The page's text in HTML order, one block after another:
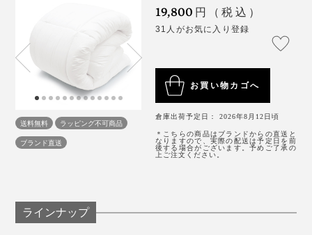
逃げにくい構造になっているのです。
ずっと寝っぱなし、布団を敷きっぱなしだったので、汗
を吸ったのでしょう。
1週間後に畳んだベッドマットレスや枕は、なんだかジ
メッとして重かったのですが、『プリマロフト』は、干
したてのように、フンワリ軽いままでした！
メーカーであるディーブレスの担当者によると、
ロフト』は、汗や湿気に強い。
送料無料
ラッピング不可商品
ブランド直送
19,800 円（税込）
31人がお気に入り登録
お買い物カゴへ
倉庫出荷予定日： 2026年8月12日頃
＊こちらの商品はブランドからの直送と
なりますので、実際の配送は予定日を前
後する場合がございます。予めご了承の
上ご注文ください。
ラインナップ